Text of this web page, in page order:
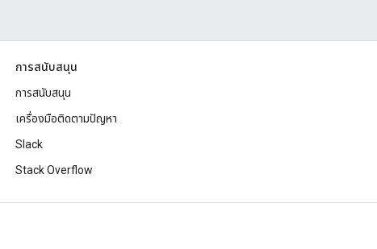
การสนับสนุน
การสนับสนุน
เครื่องมือติดตามปัญหา
Slack
Stack Overflow